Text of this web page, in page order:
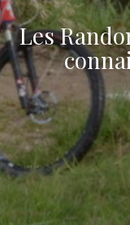
Les